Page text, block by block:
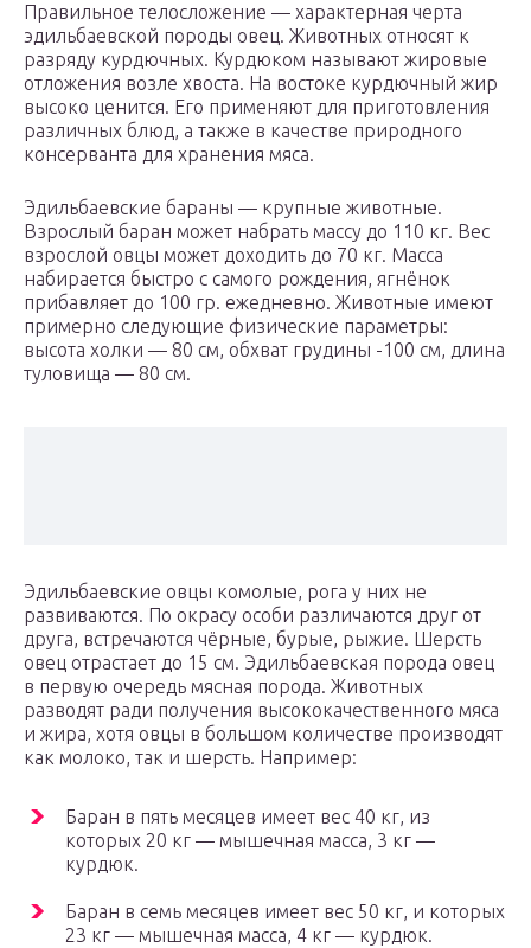
Правильное телосложение — характерная черта
эдильбаевской породы овец. Животных относят к
разряду курдючных. Курдюком называют жировые
отложения возле хвоста. На востоке курдючный жир
высоко ценится. Его применяют для приготовления
различных блюд, а также в качестве природного
консерванта для хранения мяса.
Эдильбаевские бараны — крупные животные.
Взрослый баран может набрать массу до 110 кг. Вес
взрослой овцы может доходить до 70 кг. Масса
набирается быстро с самого рождения, ягнёнок
прибавляет до 100 гр. ежедневно. Животные имеют
примерно следующие физические параметры:
высота холки — 80 см, обхват грудины -100 см, длина
туловища — 80 см.
Эдильбаевские овцы комолые, рога у них не
развиваются. По окрасу особи различаются друг от
друга, встречаются чёрные, бурые, рыжие. Шерсть
овец отрастает до 15 см. Эдильбаевская порода овец
в первую очередь мясная порода. Животных
разводят ради получения высококачественного мяса
и жира, хотя овцы в большом количестве производят
как молоко, так и шерсть. Например:
Баран в пять месяцев имеет вес 40 кг, из
которых 20 кг — мышечная масса, 3 кг —
курдюк.
Баран в семь месяцев имеет вес 50 кг, и которых
23 кг — мышечная масса, 4 кг — курдюк.